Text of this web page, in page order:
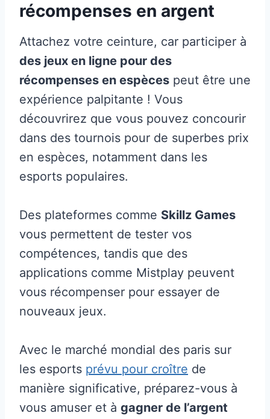
récompenses en argent
Attachez votre ceinture, car participer à
des jeux en ligne pour des
récompenses en espèces peut être une
expérience palpitante ! Vous
découvrirez que vous pouvez concourir
dans des tournois pour de superbes prix
en espèces, notamment dans les
esports populaires.
Des plateformes comme Skillz Games
vous permettent de tester vos
compétences, tandis que des
applications comme Mistplay peuvent
vous récompenser pour essayer de
nouveaux jeux.
Avec le marché mondial des paris sur
les esports prévu pour croître de
manière significative, préparez-vous à
vous amuser et à gagner de l’argent